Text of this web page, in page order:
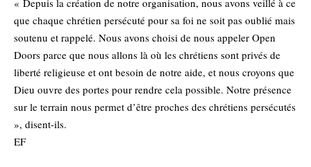
que chaque chrétien persécuté pour sa foi ne soit pas oublié mais
soutenu et rappelé. Nous avons choisi de nous appeler Open
Doors parce que nous allons là où les chrétiens sont privés de
liberté religieuse et ont besoin de notre aide, et nous croyons que
Dieu ouvre des portes pour rendre cela possible. Notre présence
sur le terrain nous permet d’être proches des chrétiens persécutés
», disent-ils.
EF